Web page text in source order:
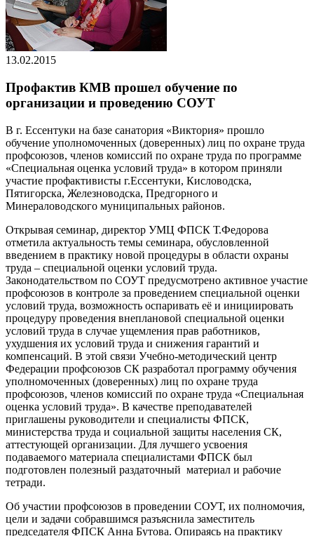
13.02.2015
Профактив КМВ прошел обучение по
организации и проведению СОУТ
В г. Ессентуки на базе санатория «Виктория» прошло
обучение уполномоченных (доверенных) лиц по охране труда
профсоюзов, членов комиссий по охране труда по программе
«Специальная оценка условий труда» в котором приняли
участие профактивисты г.Ессентуки, Кисловодска,
Пятигорска, Железноводска, Предгорного и
Минераловодского муниципальных районов.
Открывая семинар, директор УМЦ ФПСК Т.Федорова
отметила актуальность темы семинара, обусловленной
введением в практику новой процедуры в области охраны
труда – специальной оценки условий труда.
Законодательством по СОУТ предусмотрено активное участие
профсоюзов в контроле за проведением специальной оценки
условий труда, возможность оспаривать её и инициировать
процедуру проведения внеплановой специальной оценки
условий труда в случае ущемления прав работников,
ухудшения их условий труда и снижения гарантий и
компенсаций. В этой связи Учебно-методический центр
Федерации профсоюзов СК разработал программу обучения
уполномоченных (доверенных) лиц по охране труда
профсоюзов, членов комиссий по охране труда «Специальная
оценка условий труда». В качестве преподавателей
приглашены руководители и специалисты ФПСК,
министерства труда и социальной защиты населения СК,
аттестующей организации. Для лучшего усвоения
подаваемого материала специалистами ФПСК был
подготовлен полезный раздаточный материал и рабочие
тетради.
Об участии профсоюзов в проведении СОУТ, их полномочия,
цели и задачи собравшимся разъяснила заместитель
председателя ФПСК Анна Бутова. Опираясь на практику